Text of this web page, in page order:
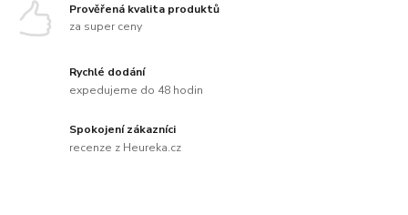
Prověřená kvalita produktů
za super ceny
Rychlé dodání
expedujeme do 48 hodin
Spokojení zákazníci
recenze z Heureka.cz